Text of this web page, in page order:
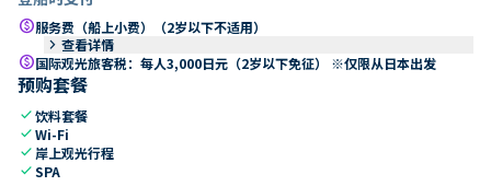
paid服务费（船上小费）（2岁以下不适用）
keyboard_arrow_right 查看详情
paid国际观光旅客税：每人3,000日元（2岁以下免征） ※仅限从日本出发
预购套餐
check饮料套餐
checkWi-Fi
check 岸上观光行程
checkSPA